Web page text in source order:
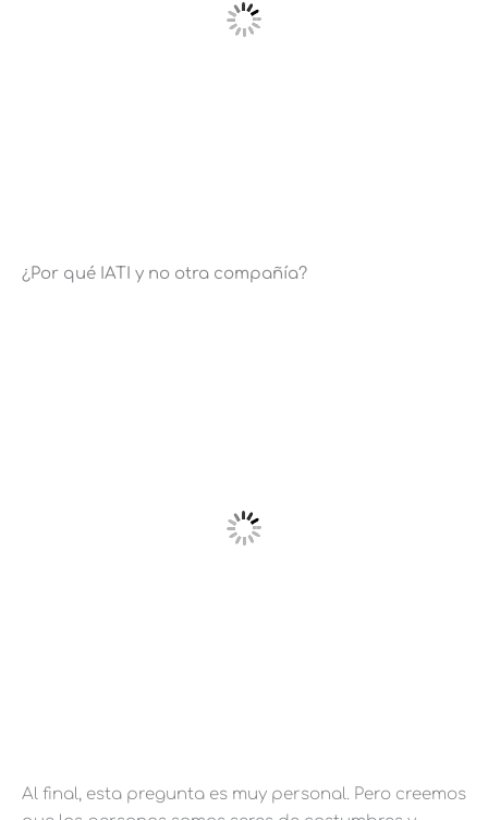
¿Por qué IATI y no otra compañía?
Al final, esta pregunta es muy personal. Pero creemos